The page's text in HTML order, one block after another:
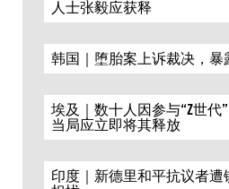
人士张毅应获释
韩国｜堕胎案上诉裁决，暴
埃及｜数十人因参与“Z世代
当局应立即将其释放
印度｜新德里和平抗议者遭